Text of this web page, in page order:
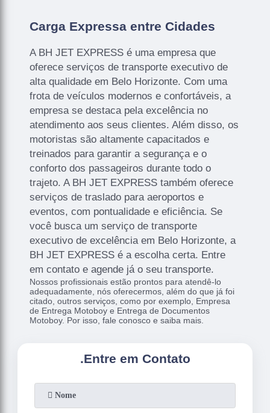
Carga Expressa entre Cidades
A BH JET EXPRESS é uma empresa que
oferece serviços de transporte executivo de
alta qualidade em Belo Horizonte. Com uma
frota de veículos modernos e confortáveis, a
empresa se destaca pela excelência no
atendimento aos seus clientes. Além disso, os
motoristas são altamente capacitados e
treinados para garantir a segurança e o
conforto dos passageiros durante todo o
trajeto. A BH JET EXPRESS também oferece
serviços de traslado para aeroportos e
eventos, com pontualidade e eficiência. Se
você busca um serviço de transporte
executivo de excelência em Belo Horizonte, a
BH JET EXPRESS é a escolha certa. Entre
em contato e agende já o seu transporte.
Nossos profissionais estão prontos para atendê-lo
adequadamente, nós oferecermos, além do que já foi
citado, outros serviços, como por exemplo, Empresa
de Entrega Motoboy e Entrega de Documentos
Motoboy. Por isso, fale conosco e saiba mais.
.Entre em Contato